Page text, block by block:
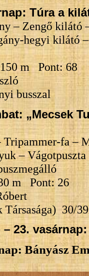
Túra a
– Zengő
hegyi kilátó
m Pont: 68
busszal
„Mecsek
fa –
–
m Pont: 26
30/
– 23.
Bányász